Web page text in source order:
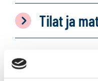
Tilat ja